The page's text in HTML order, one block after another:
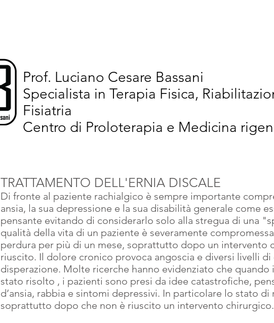
Prof. Luciano Cesare Bassani
Specialista in Terapia Fisica,
Fisiatria
Centro di Proloterapia e Medicina
TRATTAMENTO DELL'ERNIA DISCALE
Di fronte al paziente rachialgico è sempre importante
ansia, la sua depressione e la sua disabilità generale come
pensante evitando di considerarlo solo alla stregua di una
qualità della vita di un paziente è severamente
perdura per più di un mese, soprattutto dopo un intervento
riuscito. Il dolore cronico provoca angoscia e diversi livelli di
disperazione. Molte ricerche hanno evidenziato che quando
stato risolto , i pazienti sono presi da idee catastrofiche,
d’ansia, rabbia e sintomi depressivi. In particolare lo stato di
soprattutto dopo che non è riuscito un intervento chirurgico.